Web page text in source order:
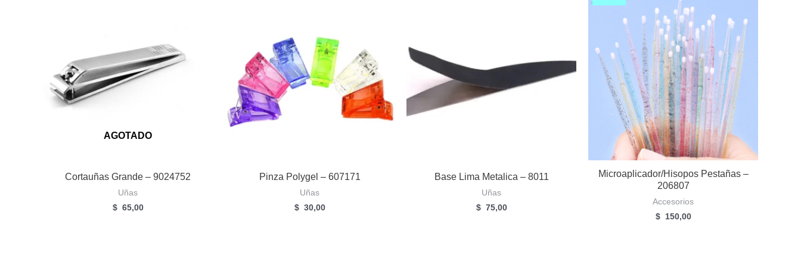
AGOTADO
Cortauñas Grande – 9024752
Uñas
$ 65,00
Pinza Polygel – 607171
Uñas
$ 30,00
Base Lima Metalica – 8011
Uñas
$ 75,00
Microaplicador/hisopos Pestañas –
206807
Accesorios
$ 150,00